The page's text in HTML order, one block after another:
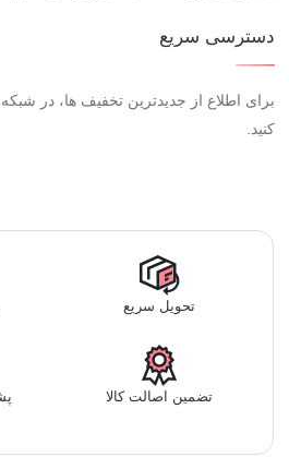
دسترسی سریع
برای اطلاع از جدیدترین تخفیف ها، در
کنید.
تحویل سریع
تضمین اصالت کالا